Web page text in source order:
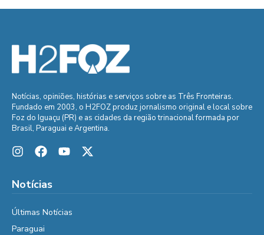
Notícias, opiniões, histórias e serviços sobre as Três Fronteiras.
Fundado em 2003, o H2FOZ produz jornalismo original e local sobre
Foz do Iguaçu (PR) e as cidades da região trinacional formada por
Brasil, Paraguai e Argentina.
Notícias
Últimas Notícias
Paraguai